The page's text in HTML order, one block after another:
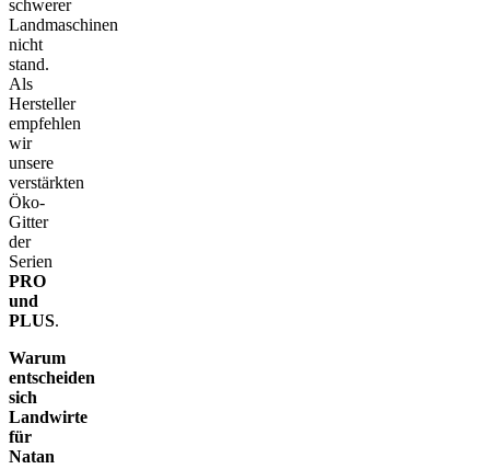
schwerer
Landmaschinen
nicht
stand.
Als
Hersteller
empfehlen
wir
unsere
verstärkten
Öko-
Gitter
der
Serien
PRO
und
PLUS.
Warum
entscheiden
sich
Landwirte
für
Natan